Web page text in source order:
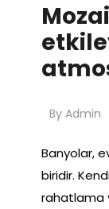
By Admin
Banyolar,
biridir.
rahatlama